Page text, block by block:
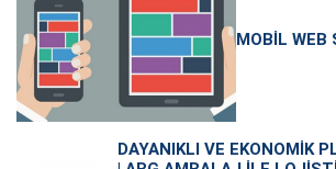
MOBIL WEB
DAYANIKLI VE EKONOMIK